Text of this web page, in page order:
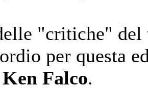
"critiche" del
per questa
Falco.